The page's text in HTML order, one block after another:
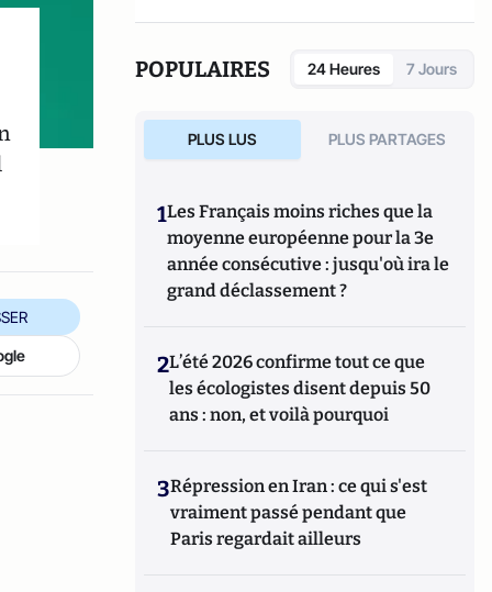
POPULAIRES 24 Heures 7 Jours
PLUS LUS PLUS PARTAGES
1Les Français moins riches que la
moyenne européenne pour la 3e
année consécutive : jusqu'où ira le
grand déclassement ?
2L’été 2026 confirme tout ce que
les écologistes disent depuis 50
ans : non, et voilà pourquoi
3Répression en Iran : ce qui s'est
vraiment passé pendant que
Paris regardait ailleurs